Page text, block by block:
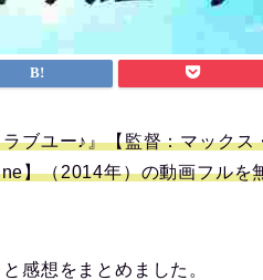
ブユー♪』【監督：マックス
】（2014年）の動画フルを
感想をまとめました。